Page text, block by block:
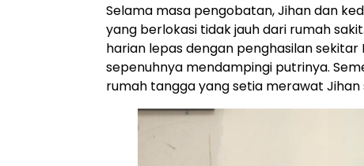
Selama masa pengobatan, Jihan dan
yang berlokasi tidak jauh dari rumah
harian lepas dengan penghasilan
sepenuhnya mendampingi putrinya.
rumah tangga yang setia merawat